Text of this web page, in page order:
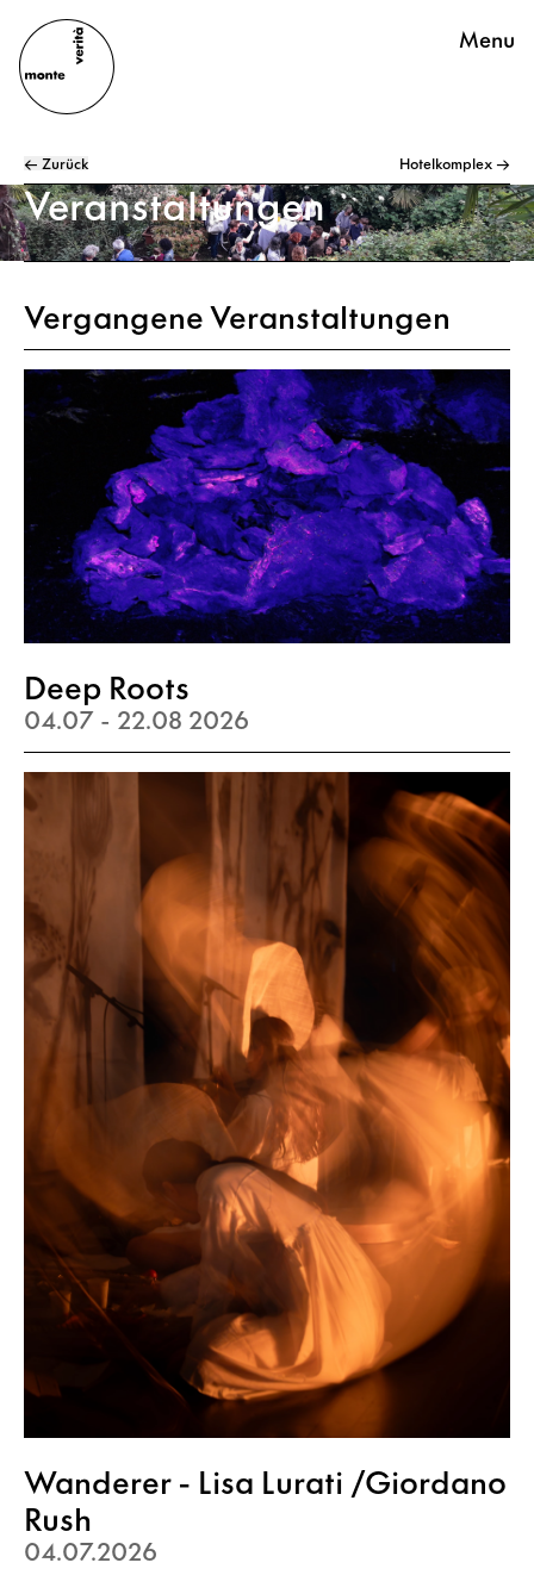
Menu
← Zurück Hotelkomplex →
Veranstaltungen
Vergangene Veranstaltungen
Deep Roots
04.07 - 22.08 2026
Wanderer - Lisa Lurati /Giordano
Rush
04.07.2026